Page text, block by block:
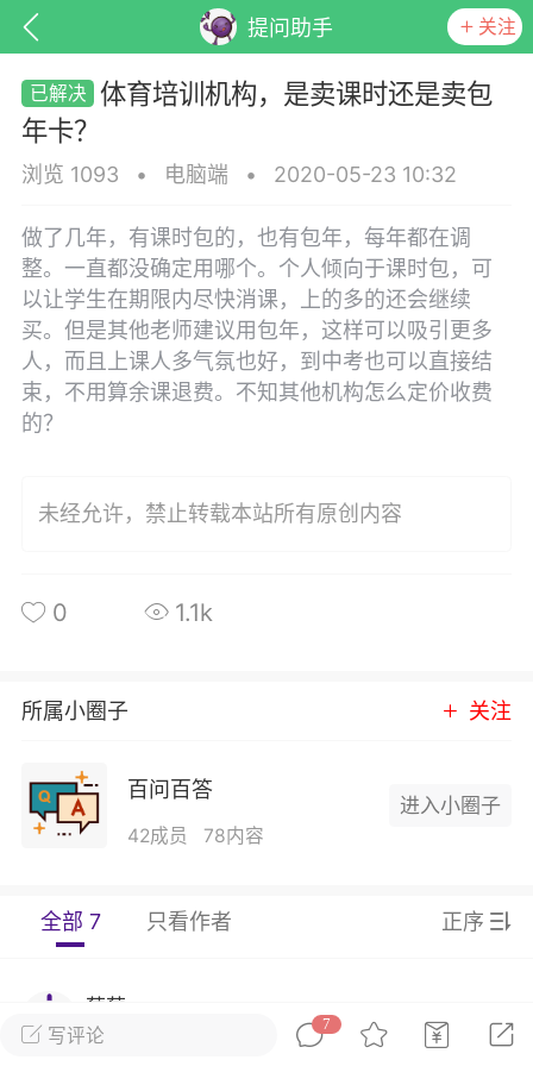
提问助手 关注
百问百答 产品服务 需求对接
06-08 15:51 电脑端 热点专题
悉，为贯彻落实绍兴市经济稳进提质攻
业，可缓缴社保
扩大阶段性缓缴社会保险费政策实施范
的通知人社部发〔2022〕31号各省、自
写评论
7
体育培训机构，是卖课时还是卖包
年卡？
浏览 1093 • 电脑端 • 2020-05-23 10:32
做了几年，有课时包的，也有包年，每年都在调
整。一直都没确定用哪个。个人倾向于课时包，可
以让学生在期限内尽快消课，上的多的还会继续
买。但是其他老师建议用包年，这样可以吸引更多
人，而且上课人多气氛也好，到中考也可以直接结
束，不用算余课退费。不知其他机构怎么定价收费
的？
未经允许，禁止转载本站所有原创内容
0 1.1k
所属小圈子 关注
百问百答
42成员 78内容
进入小圈子
全部 7 只看作者 正序
葡萄
6年前